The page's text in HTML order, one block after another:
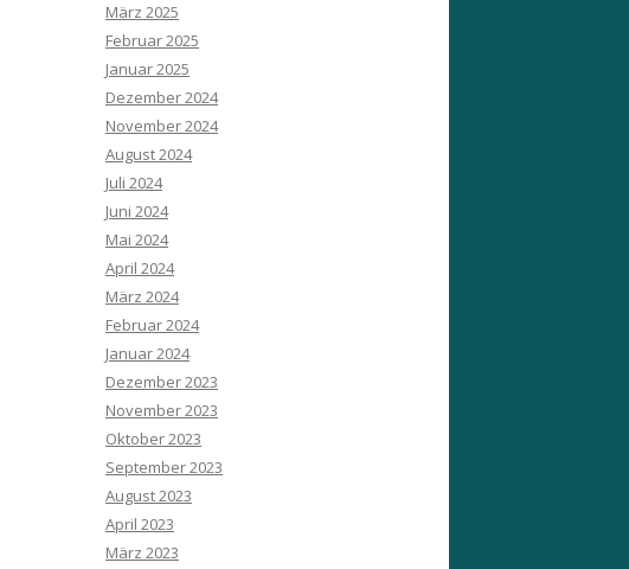
März 2025
Februar 2025
Januar 2025
Dezember 2024
November 2024
August 2024
Juli 2024
Juni 2024
Mai 2024
April 2024
März 2024
Februar 2024
Januar 2024
Dezember 2023
November 2023
Oktober 2023
September 2023
August 2023
April 2023
März 2023